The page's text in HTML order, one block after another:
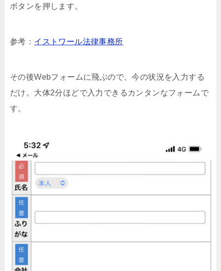
ボタンを押します。
参考： イストワール法律事務所
その後Webフォームに飛ぶので、今の状況を入力する
だけ。大体2分ほどで入力できるカンタンなフォームで
す。